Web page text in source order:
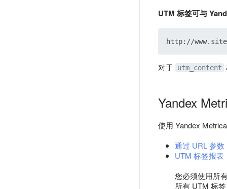
UTM 标签可与
对于 utm_content
Yandex
使用 Yandex
通过 URL 参数
UTM 标签报表
您必须使用所
所有 UTM 标